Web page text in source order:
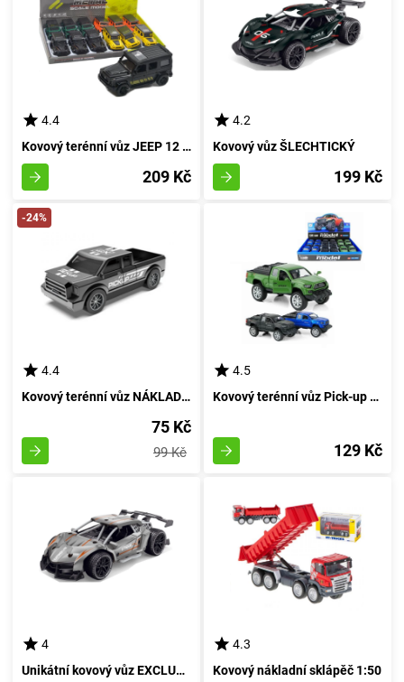
4.4
Kovový terénní vůz JEEP 12 cm - černý
209 Kč
4.2
Kovový vůz ŠLECHTICKÝ
199 Kč
-24%
4.4
Kovový terénní vůz NÁKLAD 7CM
75 Kč
99 Kč
4.5
Kovový terénní vůz Pick-up - černý
129 Kč
4
Unikátní kovový vůz EXCLUSIVE
4.3
Kovový nákladní sklápěč 1:50